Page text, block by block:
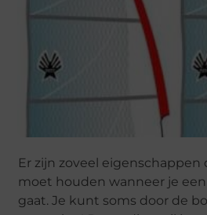
Er zijn zoveel eigenschappen
moet houden wanneer je
gaat. Je kunt soms door de